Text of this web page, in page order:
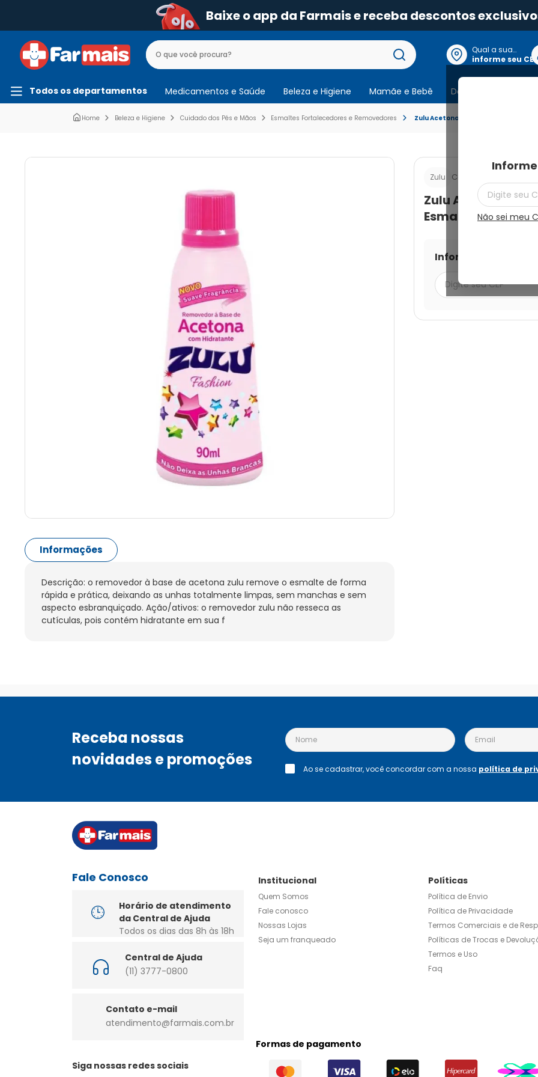
Baixe o app da Farmais e receba descontos
Qual a sua
localização?
informe seu CEP
Não sei meu
Todos os departamentos Medicamentos e Saúde Beleza e Higiene Mamãe e Bebê Dermocosmeticos
Beleza e Higiene Cuidado dos Pés e Mãos Esmaltes Fortalecedores e Removedores Zulu Acetona Líquido Removedor de
Informações
Descrição: o removedor à base de acetona zulu remove o esmalte de forma
rápida e prática, deixando as unhas totalmente limpas, sem manchas e sem
aspecto esbranquiçado. Ação/ativos: o removedor zulu não resseca as
cutículas, pois contém hidratante em sua f
Zulu Cod.:
Zulu Acetona
Esmalte Fashion
Informe seu CEP
Receba nossas
novidades e promoções
Ao se cadastrar, você concordar com a nossa política de
Fale Conosco
Horário de atendimento
da Central de Ajuda
Todos os dias das 8h às 18h
Central de Ajuda
(11) 3777-0800
Contato e-mail
atendimento@farmais.com.br
Siga nossas redes sociais
Institucional
Quem Somos
Fale conosco
Nossas Lojas
Seja um franqueado
Políticas
Política de Envio
Política de Privacidade
Termos Comerciais e de
Políticas de Trocas e
Termos e Uso
Faq
Formas de pagamento